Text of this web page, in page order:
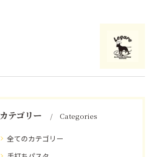
カテゴリー Categories
全てのカテゴリー